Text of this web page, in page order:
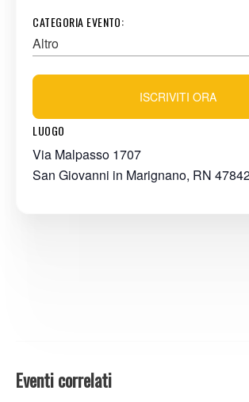
CATEGORIA EVENTO:
Altro
LUOGO
Via Malpasso 1707
San Giovanni in Marignano, RN
ISCRIVITI ORA
Eventi correlati